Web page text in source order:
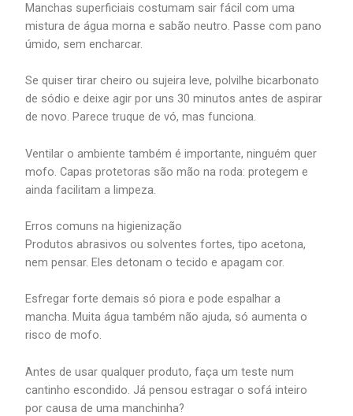
Manchas superficiais costumam sair fácil com uma
mistura de água morna e sabão neutro. Passe com pano
úmido, sem encharcar.
Se quiser tirar cheiro ou sujeira leve, polvilhe bicarbonato
de sódio e deixe agir por uns 30 minutos antes de aspirar
de novo. Parece truque de vó, mas funciona.
Ventilar o ambiente também é importante, ninguém quer
mofo. Capas protetoras são mão na roda: protegem e
ainda facilitam a limpeza.
Erros comuns na higienização
Produtos abrasivos ou solventes fortes, tipo acetona,
nem pensar. Eles detonam o tecido e apagam cor.
Esfregar forte demais só piora e pode espalhar a
mancha. Muita água também não ajuda, só aumenta o
risco de mofo.
Antes de usar qualquer produto, faça um teste num
cantinho escondido. Já pensou estragar o sofá inteiro
por causa de uma manchinha?